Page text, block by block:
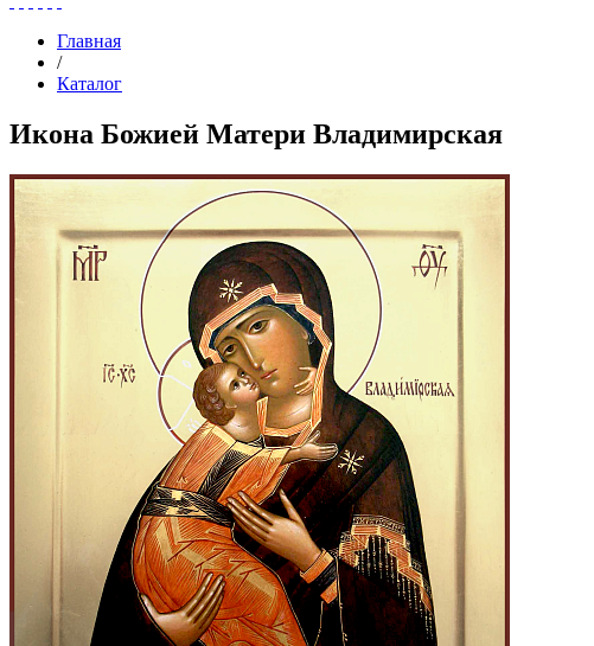
Главная
/
Каталог
Икона Божией Матери Владимирская